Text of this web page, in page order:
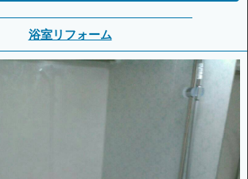
浴室リフォーム